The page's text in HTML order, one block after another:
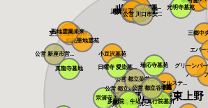
メモリアルパー...
川口さくら霊園...
川口霊園 かわ...
サンク川口霊園
光明寺墓苑
芝生の霊園あさ... 三郷中
川口中央霊園
ヒルズ川口
川口光輪メモリ...
エバー
源長寺墓地 ま...
川口メモリアル...
川口霊園かわぐ...
メモリアルプレ...
公営 川口市安...
公営 新座市営...
和光聖地霊苑
聖地霊園未来
感通寺
恵光メモリアル...
東本願寺
小豆沢墓苑
メモリアルステ...
ハート
グリーンパ
宗清寺
瑞光寺
寛永寺谷中霊園
積徳寺墓所 真行院墓所
寛永寺德川浄苑
公営 都立雑司...
公営 都立染井...
公営 都立谷中...
瑞応寺墓苑
多聞院 牛込四...
真龍寺墓地 日曜寺 愛染墓...
東京都台東区東上野